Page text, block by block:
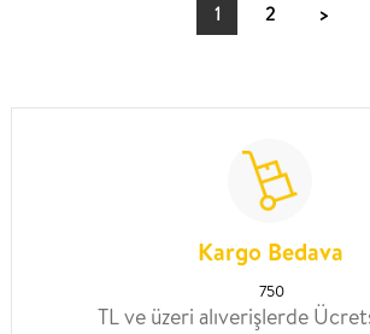
1 2 >
Kargo Bedava
750
TL ve üzeri alıverişlerde